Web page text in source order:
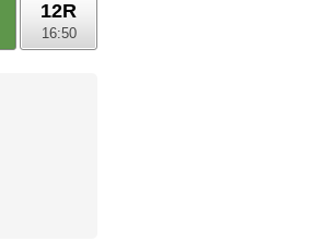
12R
16:50